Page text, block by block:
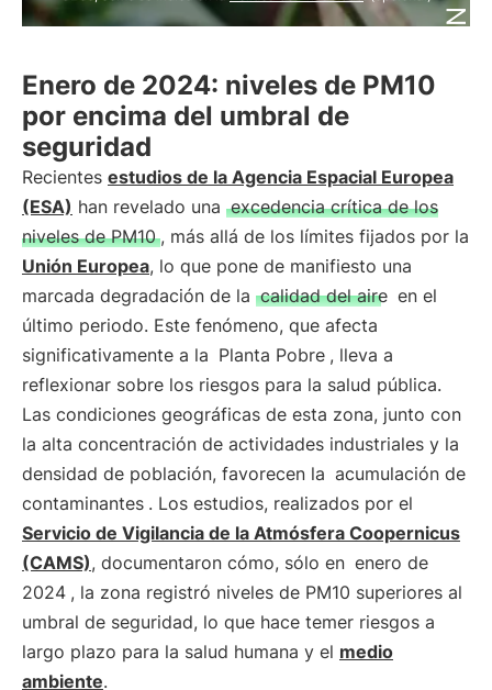
Enero de 2024: niveles de PM10
por encima del umbral de
seguridad
Recientes estudios de la Agencia Espacial Europea
(ESA) han revelado una excedencia crítica de los
niveles de PM10 , más allá de los límites fijados por la
Unión Europea, lo que pone de manifiesto una
marcada degradación de la calidad del aire en el
último periodo. Este fenómeno, que afecta
significativamente a la Planta Pobre , lleva a
reflexionar sobre los riesgos para la salud pública.
Las condiciones geográficas de esta zona, junto con
la alta concentración de actividades industriales y la
densidad de población, favorecen la acumulación de
contaminantes . Los estudios, realizados por el
Servicio de Vigilancia de la Atmósfera Coopernicus
(CAMS), documentaron cómo, sólo en enero de
2024 , la zona registró niveles de PM10 superiores al
umbral de seguridad, lo que hace temer riesgos a
largo plazo para la salud humana y el medio
ambiente.